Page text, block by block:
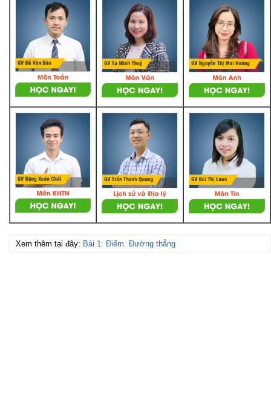
Xem thêm tại đây: Bài 1: Điểm. Đường thẳng